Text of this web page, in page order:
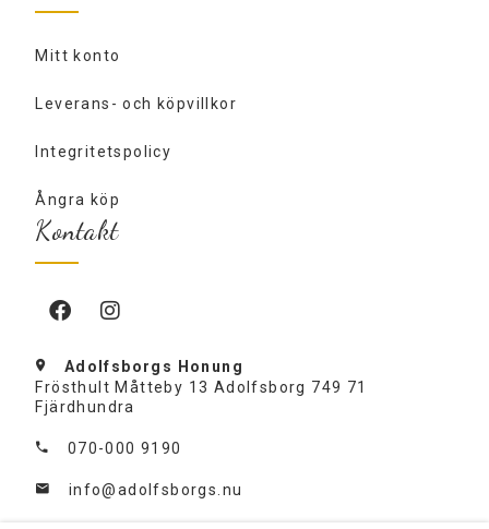
Mitt konto
Leverans- och köpvillkor
Integritetspolicy
Ångra köp
Kontakt
Adolfsborgs Honung
Frösthult Måtteby 13 Adolfsborg 749 71
Fjärdhundra
070-000 9190
info@adolfsborgs.nu